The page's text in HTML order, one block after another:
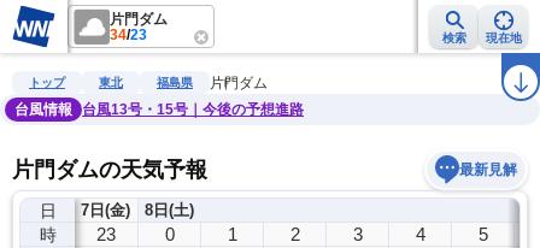
片門ダム
34/23 検索 現在地
雨雲レーダー 台風情報 地震情報 ラ
トップ 東北 福島県
片門ダム
台風情報
台風13号・15号｜今後の予想進路
片門ダムの天気予報 最新見解
日
時
7日(金)
22 23
8日(土)
0 1 2 3 4 5